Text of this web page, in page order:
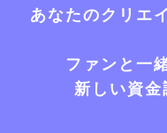
あなたのクリエ
ファンと一
新しい資